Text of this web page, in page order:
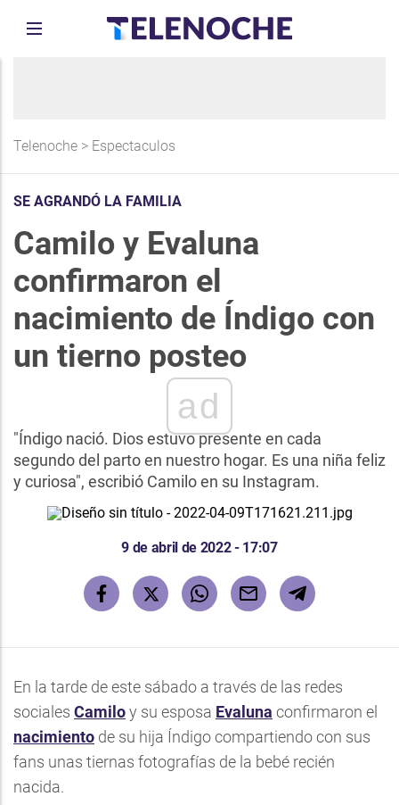
Telenoche > Espectaculos
SE AGRANDÓ LA FAMILIA
Camilo y Evaluna
confirmaron el
nacimiento de Índigo con
un tierno posteo
ad
"Índigo nació. Dios estuvo presente en cada
segundo del parto en nuestro hogar. Es una niña feliz
y curiosa", escribió Camilo en su Instagram.
9 de abril de 2022 - 17:07
En la tarde de este sábado a través de las redes
sociales Camiloy su esposa Evaluna confirmaron el
nacimiento de su hija Índigo compartiendo con sus
fans unas tiernas fotografías de la bebé recién
nacida.